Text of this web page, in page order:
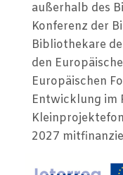
außerhalb des
Konferenz der
Bibliothekare
den
Europäischen
Entwicklung im
2027